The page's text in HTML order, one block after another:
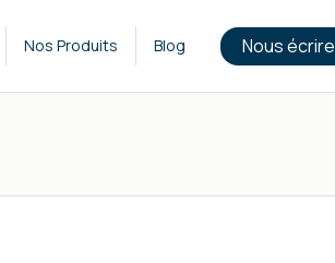
Nos Produits Blog Nous écrire